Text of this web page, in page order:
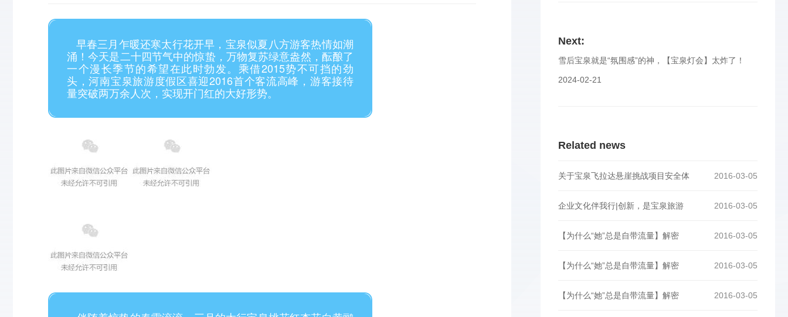
早春三月乍暖还寒太行花开早，宝泉似夏八方游客热情如潮
涌！今天是二十四节气中的惊蛰，万物复苏绿意盎然，酝酿了
一个漫长季节的希望在此时勃发。乘借2015势不可挡的劲
头，河南宝泉旅游度假区喜迎2016首个客流高峰，游客接待
量突破两万余人次，实现开门红的大好形势。
Next:
雪后宝泉就是“氛围感”的神，【宝泉灯会】太炸了！
2024-02-21
Related news
2016-03-05
关于宝泉飞拉达悬崖挑战项目安全体
2016-03-05
企业文化伴我行|创新，是宝泉旅游
2016-03-05
【为什么“她”总是自带流量】解密
2016-03-05
【为什么“她”总是自带流量】解密
2016-03-05
【为什么“她”总是自带流量】解密